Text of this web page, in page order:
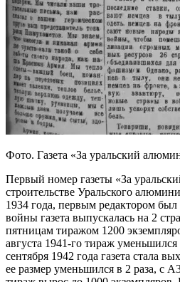
Фото. Газета «За уральский
Первый номер газеты «За
строительстве Уральского
1934 года, первым редактором
войны газета выпускалась на 2
пятницам тиражом 1200
августа 1941-го тираж
сентября 1942 года газета стала
ее размер уменьшился в 2 раза, с